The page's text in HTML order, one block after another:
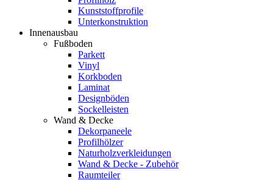
Kunststoffprofile
Unterkonstruktion
Innenausbau
Fußboden
Parkett
Vinyl
Korkboden
Laminat
Designböden
Sockelleisten
Wand & Decke
Dekorpaneele
Profilhölzer
Naturholzverkleidungen
Wand & Decke - Zubehör
Raumteiler